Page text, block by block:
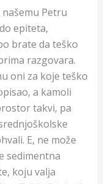
Petru
epiteta,
brate da teško
razgovara.
oni za koje teško
a kamoli
takvi, pa
E, ne može
sedimentna
koju valja